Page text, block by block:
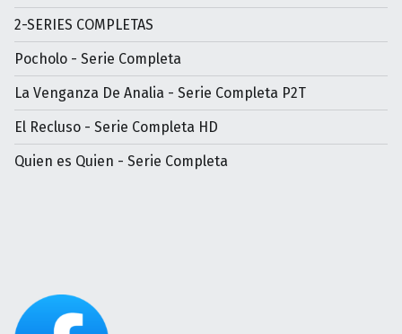
2-SERIES COMPLETAS
Pocholo - Serie Completa
La Venganza De Analia - Serie Completa P2T
El Recluso - Serie Completa HD
Quien es Quien - Serie Completa